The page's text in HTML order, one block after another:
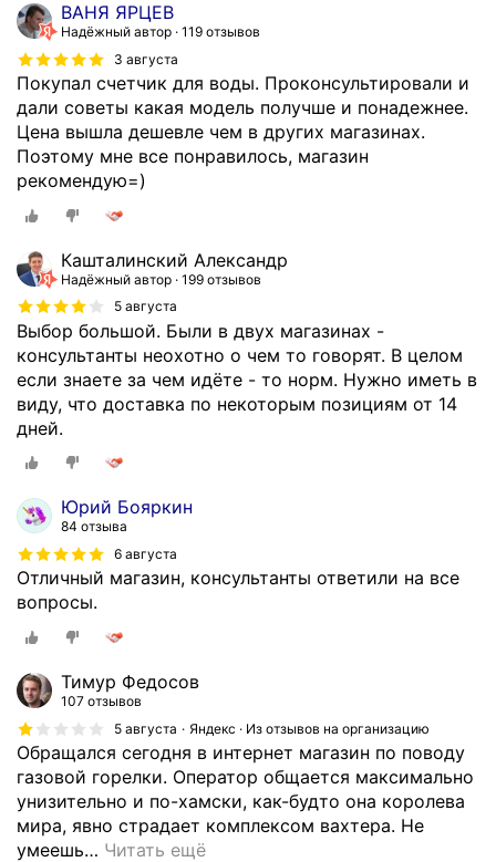
ВАНЯ ЯРЦЕВ
Надёжный автор 119 отзывов
3 августа
Покупал счетчик для воды. Проконсультировали и
дали советы какая модель получше и понадежнее.
Цена вышла дешевле чем в других магазинах.
Поэтому мне все понравилось, магазин
рекомендую=)
Кашталинский Александр
Надёжный автор 199 отзывов
5 августа
Выбор большой. Были в двух магазинах -
консультанты неохотно о чем то говорят. В целом
если знаете за чем идёте - то норм. Нужно иметь в
виду, что доставка по некоторым позициям от 14
дней.
Юрий Бояркин
84 отзыва
6 августа
Отличный магазин, консультанты ответили на все
вопросы.
Тимур Федосов
107 отзывов
5 августа
Яндекс · Из отзывов на организацию
Обращался сегодня в интернет магазин по поводу
газовой горелки. Оператор общается максимально
унизительно и по-хамски, как-будто она королева
мира, явно страдает комплексом вахтера. Не
умеешь… Читать ещё